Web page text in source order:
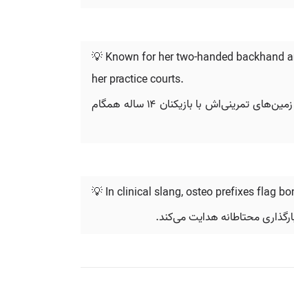
💡 Known for her two-handed backhand
her practice courts.
اورت که به خاطر بک‌هند دو دستی و برگرداندن تقریباً هر توپی شناخته می‌شود، اخیراً با Osteo Bi-Flex همکاری کرده است تا در زمین‌های تمرینی‌اش با بازیکنان ۱۴ ساله همگام
💡 In clinical slang, osteo prefixes flag